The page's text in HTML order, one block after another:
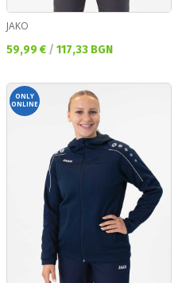
JAKO
Текуща цена:
59,99 € / 117,33 BGN
ONLY
ONLINE